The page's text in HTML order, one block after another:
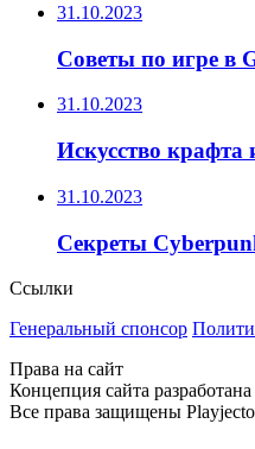
31.10.2023
Советы по игре в
31.10.2023
Искусство
31.10.2023
Секреты
Ссылки
Генеральный спонсор
Права на сайт
Концепция сайта
Все права защищены